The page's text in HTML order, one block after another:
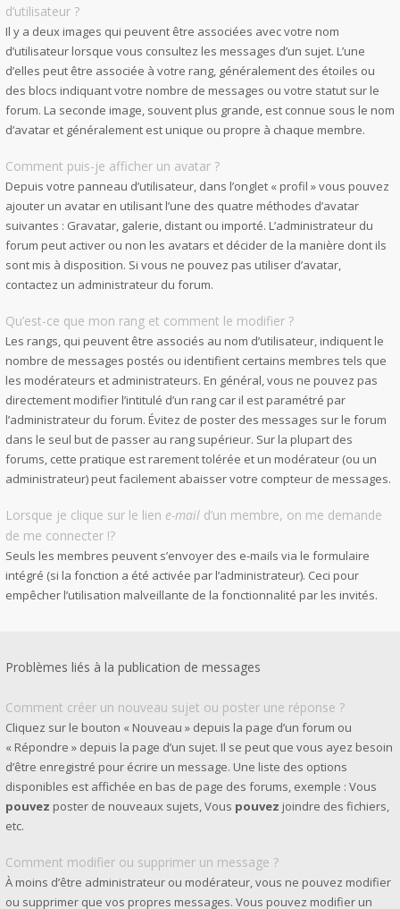
d’utilisateur ?
Il y a deux images qui peuvent être associées avec votre nom
d’utilisateur lorsque vous consultez les messages d’un sujet. L’une
d’elles peut être associée à votre rang, généralement des étoiles ou
des blocs indiquant votre nombre de messages ou votre statut sur le
forum. La seconde image, souvent plus grande, est connue sous le nom
d’avatar et généralement est unique ou propre à chaque membre.
Comment puis-je afficher un avatar ?
Depuis votre panneau d’utilisateur, dans l’onglet « profil » vous pouvez
ajouter un avatar en utilisant l’une des quatre méthodes d’avatar
suivantes : Gravatar, galerie, distant ou importé. L’administrateur du
forum peut activer ou non les avatars et décider de la manière dont ils
sont mis à disposition. Si vous ne pouvez pas utiliser d’avatar,
contactez un administrateur du forum.
Qu’est-ce que mon rang et comment le modifier ?
Les rangs, qui peuvent être associés au nom d’utilisateur, indiquent le
nombre de messages postés ou identifient certains membres tels que
les modérateurs et administrateurs. En général, vous ne pouvez pas
directement modifier l’intitulé d’un rang car il est paramétré par
l’administrateur du forum. Évitez de poster des messages sur le forum
dans le seul but de passer au rang supérieur. Sur la plupart des
forums, cette pratique est rarement tolérée et un modérateur (ou un
administrateur) peut facilement abaisser votre compteur de messages.
Lorsque je clique sur le lien e-mail d’un membre, on me demande
de me connecter !?
Seuls les membres peuvent s’envoyer des e-mails via le formulaire
intégré (si la fonction a été activée par l’administrateur). Ceci pour
empêcher l’utilisation malveillante de la fonctionnalité par les invités.
Problèmes liés à la publication de messages
Comment créer un nouveau sujet ou poster une réponse ?
Cliquez sur le bouton « Nouveau » depuis la page d’un forum ou
« Répondre » depuis la page d’un sujet. Il se peut que vous ayez besoin
d’être enregistré pour écrire un message. Une liste des options
disponibles est affichée en bas de page des forums, exemple : Vous
pouvez poster de nouveaux sujets, Vous pouvez joindre des fichiers,
etc.
Comment modifier ou supprimer un message ?
À moins d’être administrateur ou modérateur, vous ne pouvez modifier
ou supprimer que vos propres messages. Vous pouvez modifier un